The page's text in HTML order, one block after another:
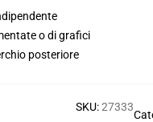
o di grafici
posteriore
SKU:27333